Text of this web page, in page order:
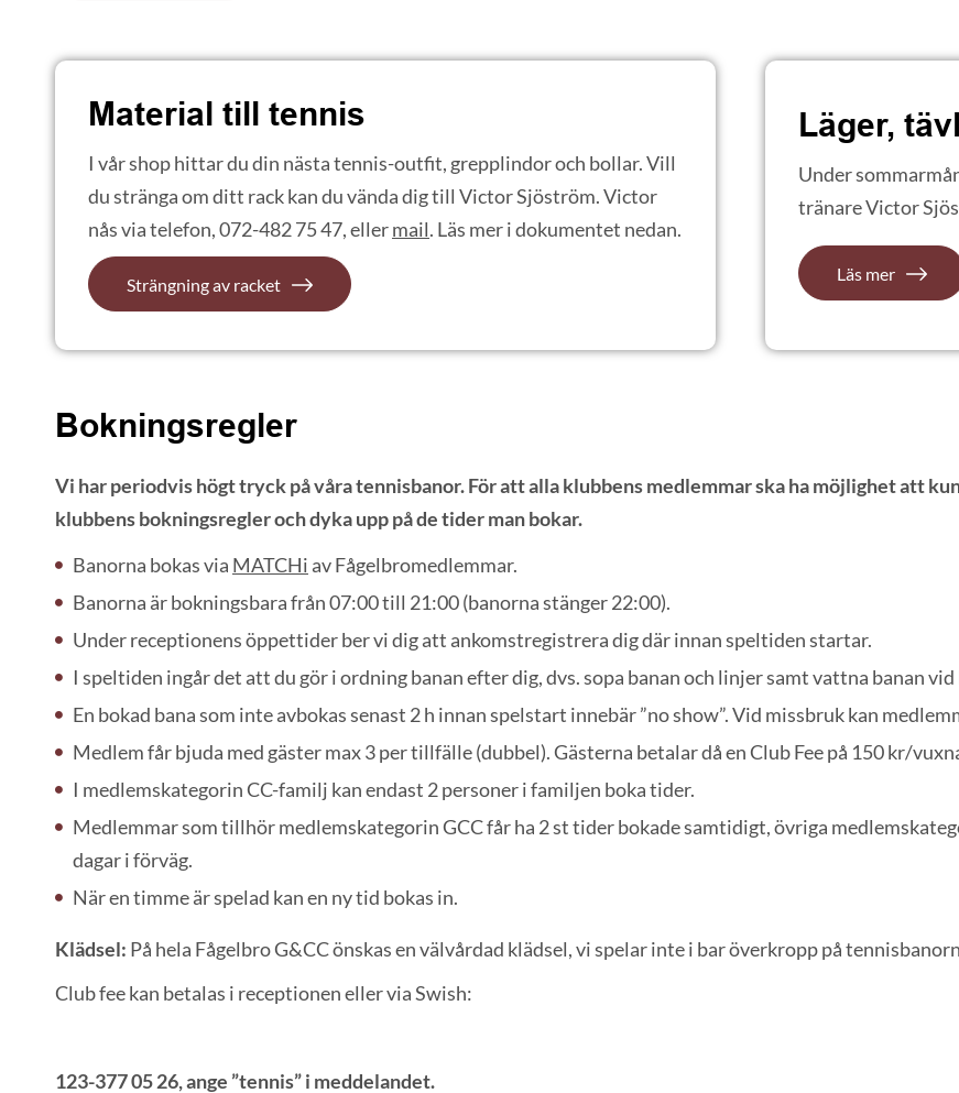
Material till tennis
I vår shop hittar du din nästa tennis-outfit, grepplindor och bollar. Vill
du stränga om ditt rack kan du vända dig till Victor Sjöström. Victor
nås via telefon, 072-482 75 47, ellermail. Läs mer i dokumentet nedan.
Strängning av racket
Läger,
Under
tränare Victor
Läs mer
Bokningsregler
Vi har periodvis högt tryck på våra tennisbanor. För att alla klubbens medlemmar ska ha möjlighet att
klubbens bokningsregler och dyka upp på de tider man bokar.
Banorna bokas via MATCHi av Fågelbromedlemmar.
Banorna är bokningsbara från 07:00 till 21:00 (banorna stänger 22:00).
Under receptionens öppettider ber vi dig att ankomstregistrera dig där innan speltiden startar.
I speltiden ingår det att du gör i ordning banan efter dig, dvs. sopa banan och linjer samt vattna banan vid
En bokad bana som inte avbokas senast 2 h innan spelstart innebär ”no show”. Vid missbruk kan
Medlem får bjuda med gäster max 3 per tillfälle (dubbel). Gästerna betalar då en Club Fee på 150 kr/
I medlemskategorin CC-familj kan endast 2 personer i familjen boka tider.
Medlemmar som tillhör medlemskategorin GCC får ha 2 st tider bokade samtidigt, övriga
dagar i förväg.
När en timme är spelad kan en ny tid bokas in.
Klädsel: På hela Fågelbro G&CC önskas en välvårdad klädsel, vi spelar inte i bar överkropp på
Club fee kan betalas i receptionen eller via Swish:
123-377 05 26, ange ”tennis” i meddelandet.